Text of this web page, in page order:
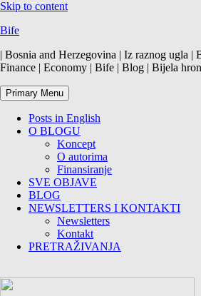
Skip to content
Bife
| Bosnia and Herzegovina | Iz raznog ugla |
Finance | Economy | Bife | Blog | Bijela
Primary Menu
Posts in English
O BLOGU
Koncept
O autorima
Finansiranje
SVE OBJAVE
BLOG
NEWSLETTERS I KONTAKTI
Newsletters
Kontakt
PRETRAŽIVANJA